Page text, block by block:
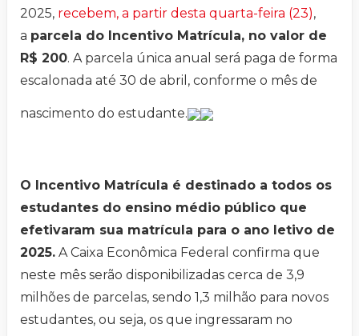
2025, recebem, a partir desta quarta-feira (23),
a parcela do Incentivo Matrícula, no valor de
R$ 200. A parcela única anual será paga de forma
escalonada até 30 de abril, conforme o mês de
nascimento do estudante.
O Incentivo Matrícula é destinado a todos os
estudantes do ensino médio público que
efetivaram sua matrícula para o ano letivo de
2025. A Caixa Econômica Federal confirma que
neste mês serão disponibilizadas cerca de 3,9
milhões de parcelas, sendo 1,3 milhão para novos
estudantes, ou seja, os que ingressaram no